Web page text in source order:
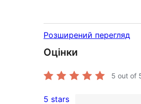
Розширений перегляд
Оцінки
5 out of
5 stars